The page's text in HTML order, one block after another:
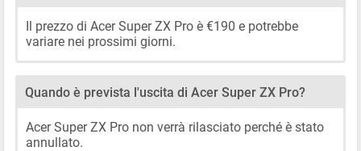
Il prezzo di Acer Super ZX Pro è €190 e potrebbe
variare nei prossimi giorni.
Quando è prevista l'uscita di Acer Super ZX Pro?
Acer Super ZX Pro non verrà rilasciato perché è stato
annullato.